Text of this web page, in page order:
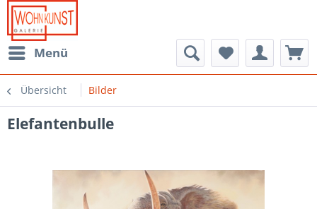
Menü
Übersicht Bilder
Elefantenbulle